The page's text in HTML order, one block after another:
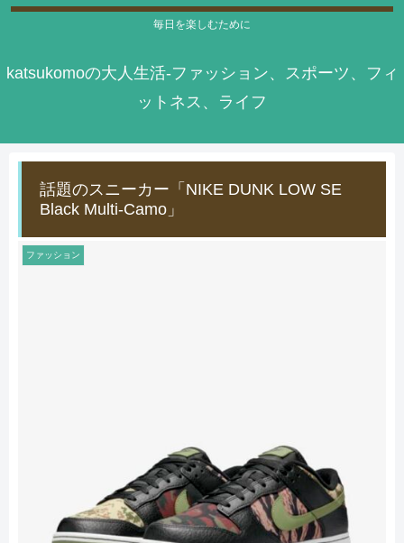
毎日を楽しむために
katsukomoの大人生活-ファッション、スポーツ、フィ
ットネス、ライフ
話題のスニーカー「NIKE DUNK LOW SE
Black Multi-Camo」
ファッション